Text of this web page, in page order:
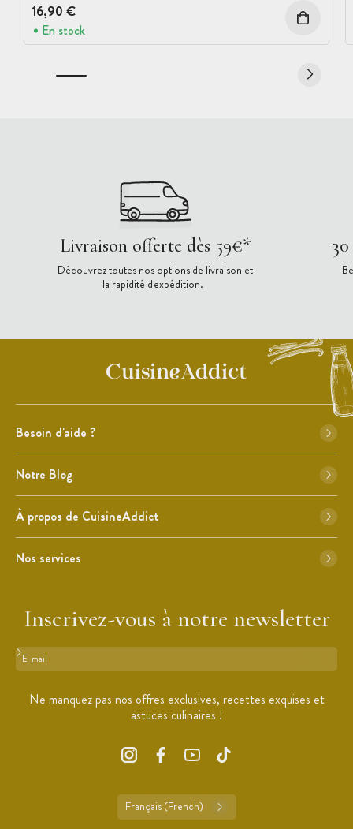
16,90 €
En stock
Livraison offerte dès 59€*
Découvrez toutes nos options de livraison et
la rapidité d'expédition.
Besoin d'aide ?
Notre Blog
À propos de CuisineAddict
Nos services
Inscrivez-vous à notre newsletter
Format : adresse@email.com
Ne manquez pas nos offres exclusives, recettes exquises et
astuces culinaires !
Français (French)